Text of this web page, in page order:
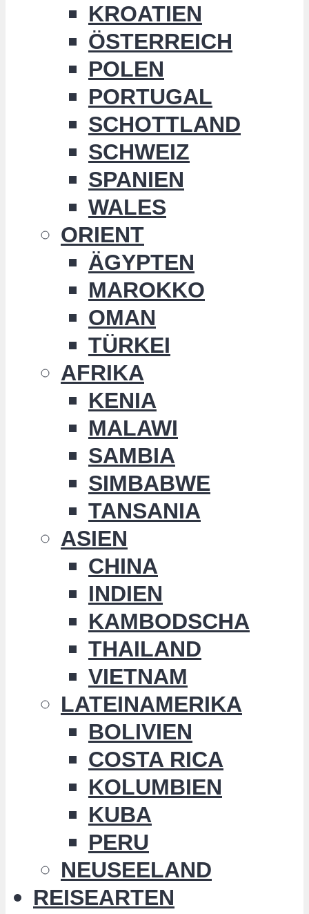
KROATIEN
ÖSTERREICH
POLEN
PORTUGAL
SCHOTTLAND
SCHWEIZ
SPANIEN
WALES
ORIENT
ÄGYPTEN
MAROKKO
OMAN
TÜRKEI
AFRIKA
KENIA
MALAWI
SAMBIA
SIMBABWE
TANSANIA
ASIEN
CHINA
INDIEN
KAMBODSCHA
THAILAND
VIETNAM
LATEINAMERIKA
BOLIVIEN
COSTA RICA
KOLUMBIEN
KUBA
PERU
NEUSEELAND
REISEARTEN